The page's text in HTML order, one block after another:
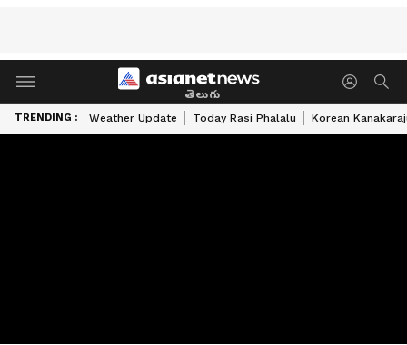
తెలుగు
TRENDING : Weather Update Today Rasi Phalalu Korean